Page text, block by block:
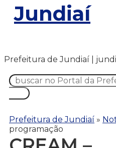
Jundiaí
Prefeitura de Jundiaí |
Prefeitura de Jundiaí »
programação